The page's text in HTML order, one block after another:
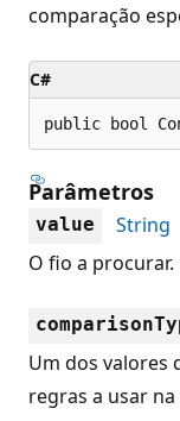
comparação
C#
public bool
Parâmetros
value
String
O fio a procurar.
Um dos valores
regras a usar